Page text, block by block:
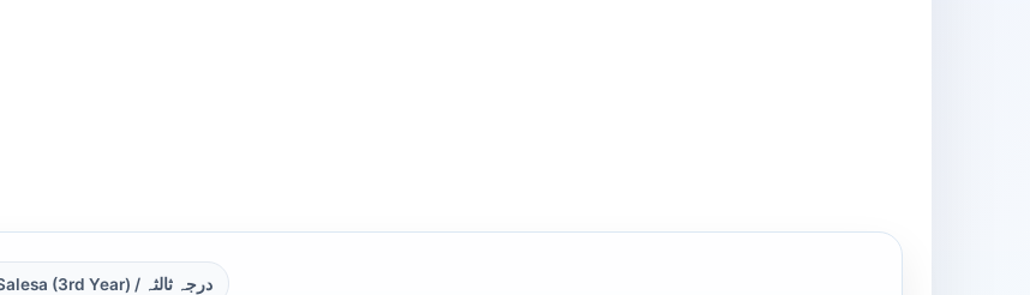
Salesa (3rd Year) / درجہ ثالثہ